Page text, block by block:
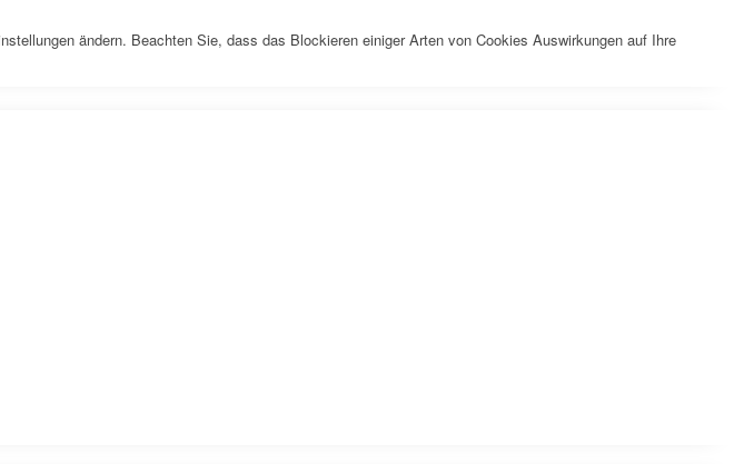
ändern. Beachten Sie, dass das Blockieren einiger Arten von Cookies Auswirkungen auf Ihre